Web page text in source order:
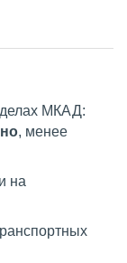
МКАД:
, менее
на